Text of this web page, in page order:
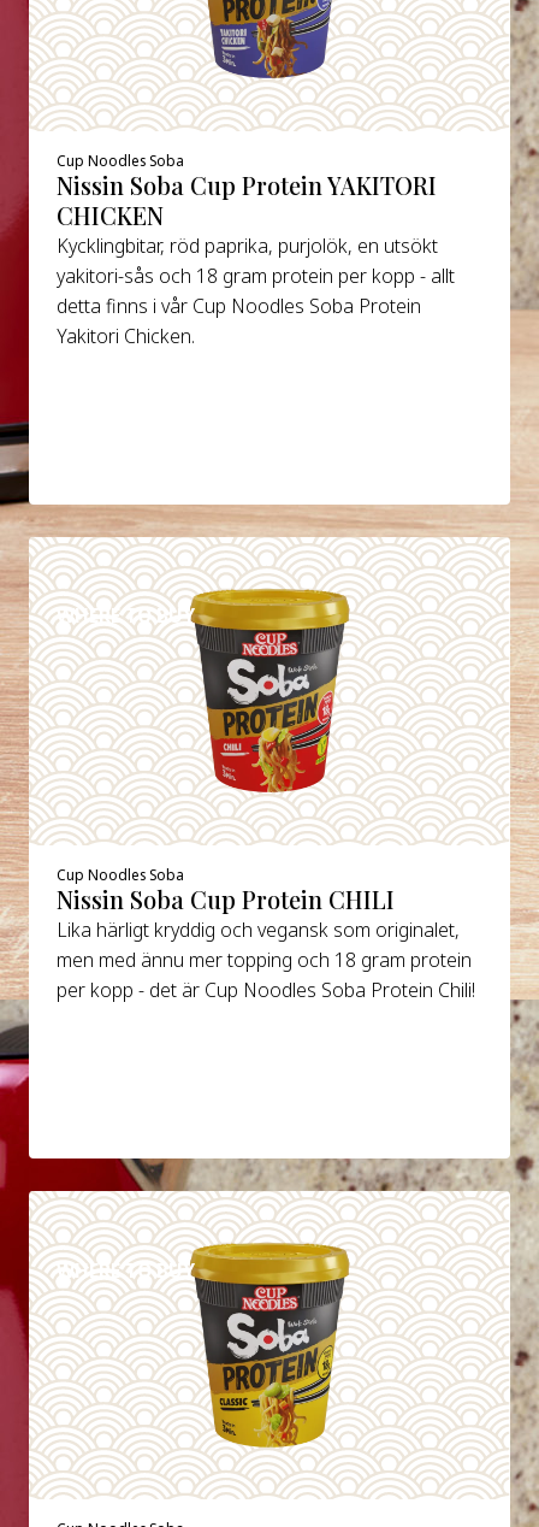
Cup Noodles Soba
Nissin Soba Cup Protein YAKITORI
CHICKEN
Kycklingbitar, röd paprika, purjolök, en utsökt
yakitori-sås och 18 gram protein per kopp - allt
detta finns i vår Cup Noodles Soba Protein
Yakitori Chicken.
WHERE TO BUY
DETAILS
Cup Noodles Soba
Nissin Soba Cup Protein CHILI
Lika härligt kryddig och vegansk som originalet,
men med ännu mer topping och 18 gram protein
per kopp - det är Cup Noodles Soba Protein Chili!
WHERE TO BUY
DETAILS